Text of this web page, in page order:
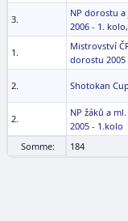
3.
NP dorostu
2006 - 1.
1.
Mistrovství
dorostu 2005
2. Shotokan
2.
NP žáků a
2005 - 1.kolo
Somme: 184